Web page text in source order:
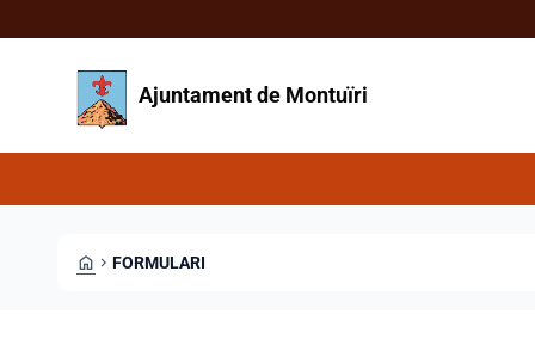
Ajuntament de Montuïri
HOME CHEVRON_RIGHT FORMULARI